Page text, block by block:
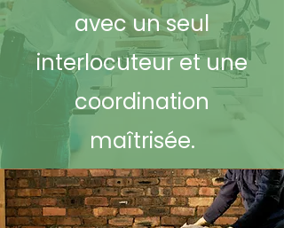
avec un seul
interlocuteur et une
coordination
maîtrisée.